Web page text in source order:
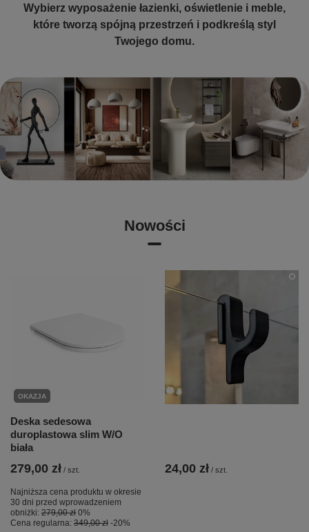
Wybierz wyposażenie łazienki, oświetlenie i meble,
które tworzą spójną przestrzeń i podkreślą styl
Twojego domu.
Nowości
OKAZJA
Deska sedesowa
duroplastowa slim W/O
biała
279,00 zł / szt.
Najniższa cena produktu w okresie
30 dni przed wprowadzeniem
obniżki: 279,00 zł 0%
Cena regularna: 349,00 zł -20%
24,00 zł / szt.